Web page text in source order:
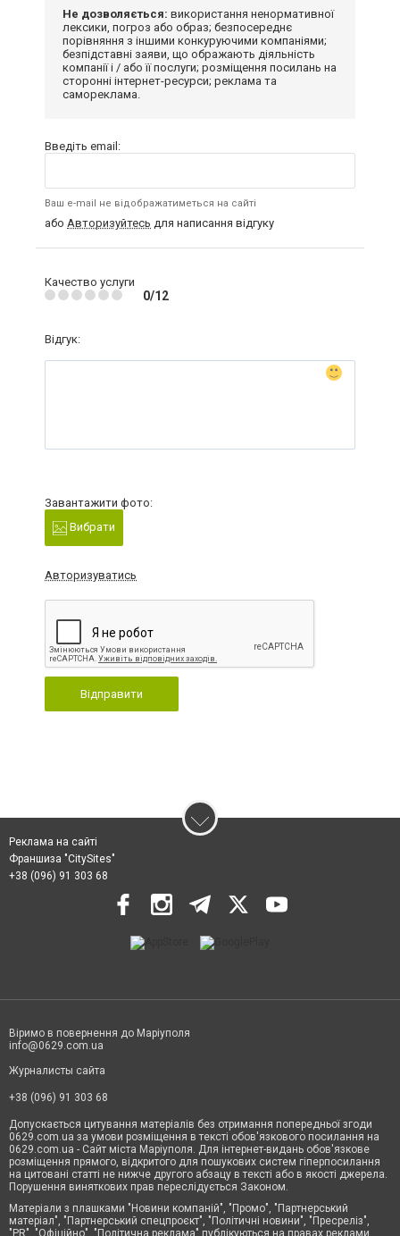
Не дозволяється: використання ненормативної
лексики, погроз або образ; безпосереднє
порівняння з іншими конкуруючими компаніями;
безпідставні заяви, що ображають діяльність
компанії і / або її послуги; розміщення посилань на
сторонні інтернет-ресурси; реклама та
самореклама.
Введіть email:
Ваш e-mail не відображатиметься на сайті
або Авторизуйтесь для написання відгуку
Качество услуги
0/12
Відгук:
Завантажити фото:
Вибрати
Авторизуватись
Відправити
Реклама на сайті
Франшиза "CitySites"
+38 (096) 91 303 68
Віримо в повернення до Маріуполя
info@0629.com.ua
Журналисты сайта
+38 (096) 91 303 68
Допускається цитування матеріалів без отримання попередньої згоди
0629.com.ua за умови розміщення в тексті обов'язкового посилання на
0629.com.ua - Сайт міста Маріуполя. Для інтернет-видань обов'язкове
розміщення прямого, відкритого для пошукових систем гіперпосилання
на цитовані статті не нижче другого абзацу в тексті або в якості джерела.
Порушення виняткових прав переслідується Законом.
Матеріали з плашками "Новини компаній", "Промо", "Партнерський
матеріал", "Партнерський спецпроєкт", "Політичні новини", "Пресреліз",
"PR", "Офіційно", "Політична реклама" публікуються на правах реклами.